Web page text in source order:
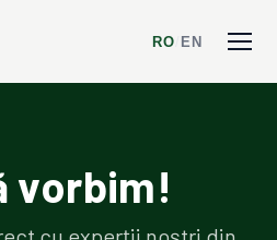
RO EN
vorbim!